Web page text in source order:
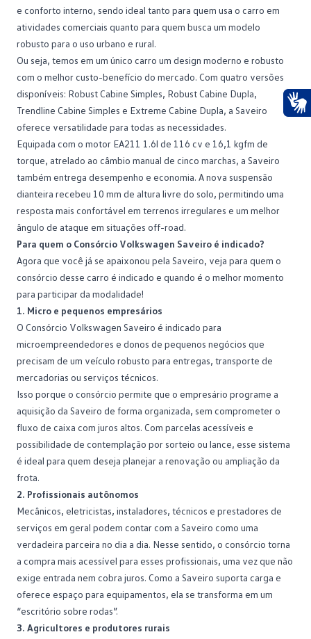
e conforto interno, sendo ideal tanto para quem usa o carro em
atividades comerciais quanto para quem busca um modelo
robusto para o uso urbano e rural.
Ou seja, temos em um único carro um design moderno e robusto
com o melhorcusto-benefício do mercado. Com quatro versões
disponíveis: Robust Cabine Simples, Robust Cabine Dupla,
Trendline Cabine Simples e Extreme Cabine Dupla, a Saveiro
oferece versatilidade para todas as necessidades.
Equipada com o motor EA211 1.6l de 116 cv e 16,1 kgfm de
torque, atrelado ao câmbio manual de cinco marchas, a Saveiro
também entrega desempenho e economia. A nova suspensão
dianteira recebeu 10 mm de altura livre do solo, permitindo uma
resposta mais confortável em terrenos irregulares e um melhor
ângulo de ataque em situações off-road.
Para quem o Consórcio Volkswagen Saveiro é indicado?
Agora que você já se apaixonou pela Saveiro, veja para quem o
consórcio desse carro é indicado e quando é o melhor momento
para participar da modalidade!
1. Micro e pequenos empresários
O Consórcio Volkswagen Saveiro é indicado para
microempreendedores e donos de pequenos negócios que
precisam de um veículo robusto para entregas, transporte de
mercadorias ou serviços técnicos.
Isso porque o consórcio permite que o empresário programe a
aquisição da Saveiro de forma organizada, sem comprometer o
fluxo de caixa com juros altos. Com parcelas acessíveis e
possibilidade de contemplação por sorteio ou lance, esse sistema
é ideal para quem deseja planejar a renovação ou ampliação da
frota.
2. Profissionais autônomos
Mecânicos, eletricistas, instaladores, técnicos e prestadores de
serviços em geral podem contar com a Saveiro como uma
verdadeira parceira no dia a dia. Nesse sentido, o consórcio torna
a compra mais acessível para esses profissionais, uma vez que não
exige entrada nem cobra juros. Como a Saveiro suporta carga e
oferece espaço para equipamentos, ela se transforma em um
“escritório sobre rodas”.
3. Agricultores e produtores rurais